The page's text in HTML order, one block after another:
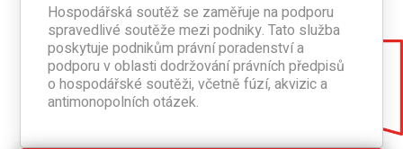
Hospodářská soutěž se zaměřuje na podporu
spravedlivé soutěže mezi podniky. Tato služba
poskytuje podnikům právní poradenství a
podporu v oblasti dodržování právních předpisů
o hospodářské soutěži, včetně fúzí, akvizic a
antimonopolních otázek.